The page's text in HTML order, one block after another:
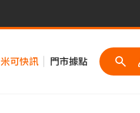
米可快訊 門市據點